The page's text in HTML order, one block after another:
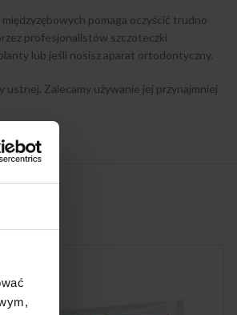
pomaga oczyścić trudno
profesjonalistów szczoteczki
lub jeśli nosisz aparat ortodontyczny.
Zalecamy używanie jej przynajmniej